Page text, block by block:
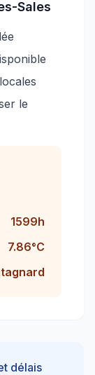
Sales
le
1599h
7.86°C
délais